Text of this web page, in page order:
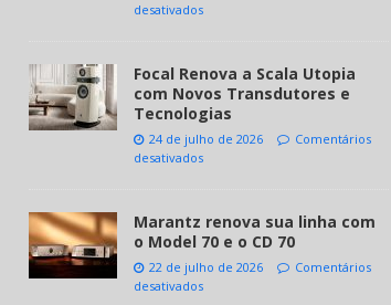
desativados
Focal Renova a Scala Utopia
com Novos Transdutores e
Tecnologias
24 de julho de 2026
Comentários
desativados
Marantz renova sua linha com
o Model 70 e o CD 70
22 de julho de 2026
Comentários
desativados